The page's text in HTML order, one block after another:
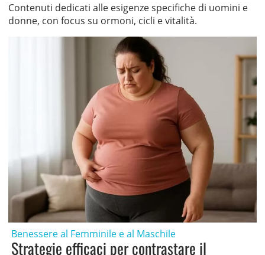
Contenuti dedicati alle esigenze specifiche di uomini e
donne, con focus su ormoni, cicli e vitalità.
Benessere al Femminile e al Maschile
Strategie efficaci per contrastare il